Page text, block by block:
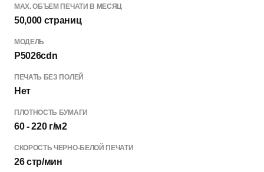
МАХ. ОБЪЕМ ПЕЧАТИ В МЕСЯЦ
50,000 страниц
МОДЕЛЬ
P5026cdn
ПЕЧАТЬ БЕЗ ПОЛЕЙ
Нет
ПЛОТНОСТЬ БУМАГИ
60 - 220 г/м2
СКОРОСТЬ ЧЕРНО-БЕЛОЙ ПЕЧАТИ
26 стр/мин